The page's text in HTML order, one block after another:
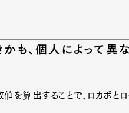
Gourmet
も、個人によって異
を算出することで、ロカボと